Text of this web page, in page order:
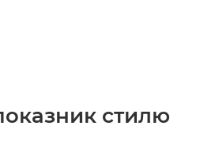
стилю